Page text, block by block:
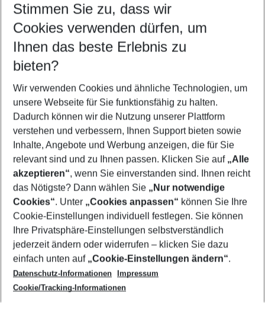
Abflughafen wählen
Beliebiger Abflughafen
Reisezeitraum wählen
09.08.26– 07.08.27 5-8 Nächte
2 Erwachsene Keine Kinder
Mehr Filter anzeigen
Footer
Footer navigation
Über uns
AGB
Cookie-Einstellungen ändern
Cookie-Richtlinie
Datenschutz
Service & Hilfe
Barrierefreies Reisen
Check-in
Folgen Sie uns
Stimmen Sie zu, dass wir
Cookies verwenden dürfen, um
Ihnen das beste Erlebnis zu
bieten?
Wir verwenden Cookies und ähnliche Technologien, um
unsere Webseite für Sie funktionsfähig zu halten.
Dadurch können wir die Nutzung unserer Plattform
verstehen und verbessern, Ihnen Support bieten sowie
Inhalte, Angebote und Werbung anzeigen, die für Sie
relevant sind und zu Ihnen passen. Klicken Sie auf „Alle
akzeptieren“, wenn Sie einverstanden sind. Ihnen reicht
das Nötigste? Dann wählen Sie „Nur notwendige
Cookies“. Unter „Cookies anpassen“ können Sie Ihre
Cookie-Einstellungen individuell festlegen. Sie können
Ihre Privatsphäre-Einstellungen selbstverständlich
jederzeit ändern oder widerrufen – klicken Sie dazu
einfach unten auf „Cookie-Einstellungen ändern“.
Datenschutz-Informationen
Impressum
Cookie/Tracking-Informationen